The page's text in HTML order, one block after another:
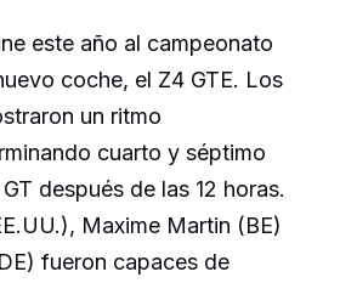
este año al campeonato
coche, el Z4 GTE. Los
un ritmo
cuarto y séptimo
después de las 12 horas.
Maxime Martin (BE)
fueron capaces de